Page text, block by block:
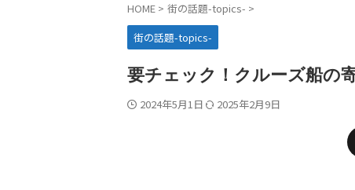
HOME > 街の話題-topics- >
街の話題-topics-
要チェック！クルーズ船の
2024年5月1日 2025年2月9日